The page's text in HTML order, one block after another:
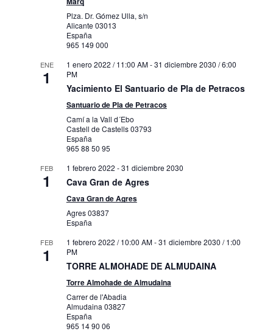
Plza. Dr. Gómez Ulla, s/n
Alicante 03013
España
965 149 000
ENE
1
1 enero 2022 / 11:00 AM-31 diciembre 2030 / 6:00
PM
Yacimiento El Santuario de Pla de Petracos
Santuario de Pla de Petracos
Camí a la Vall d´Ebo
Castell de Castells03793
España
965 88 50 95
FEB
1
1 febrero 2022 -31 diciembre 2030
Cava Gran de Agres
Cava Gran de Agres
Agres03837
España
FEB
1
1 febrero 2022 / 10:00 AM-31 diciembre 2030 / 1:00
PM
TORRE ALMOHADE DE ALMUDAINA
Torre Almohade de Almudaina
Carrer de l'Abadia
Almudaina 03827
España
965 14 90 06